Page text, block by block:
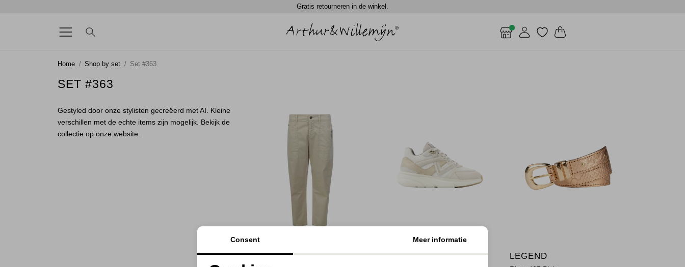
Gratis retourneren in de winkel.
Home Shop by set Set #363
SET #363
Gestyled door onze stylisten gecreëerd met AI. Kleine
verschillen met de echte items zijn mogelijk. Bekijk de
collectie op onze website.
MAC DAMES VIA VAI LEGEND
Consent Meer informatie